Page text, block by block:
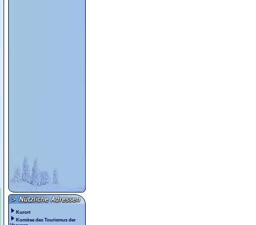
Kurort
Komitee des Tourismus der